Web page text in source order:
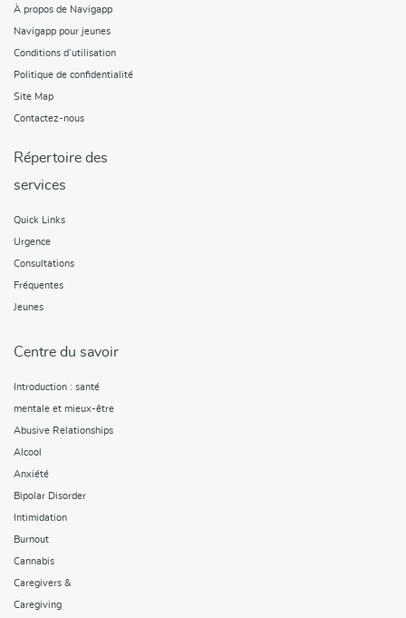
À propos de Navigapp
Navigapp pour jeunes
Conditions d’utilisation
Politique de confidentialité
Site Map
Contactez-nous
Répertoire des
services
Quick Links
Urgence
Consultations
Fréquentes
Jeunes
Centre du savoir
Introduction : santé
mentale et mieux-être
Abusive Relationships
Alcool
Anxiété
Bipolar Disorder
Intimidation
Burnout
Cannabis
Caregivers &
Caregiving